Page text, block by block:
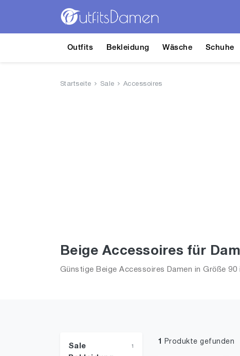
Outfits Bekleidung Wäsche Schuhe
Startseite Sale Accessoires
Beige Accessoires für
Günstige Beige Accessoires Damen in Größe
Sale
1
1 Produkte gefunden